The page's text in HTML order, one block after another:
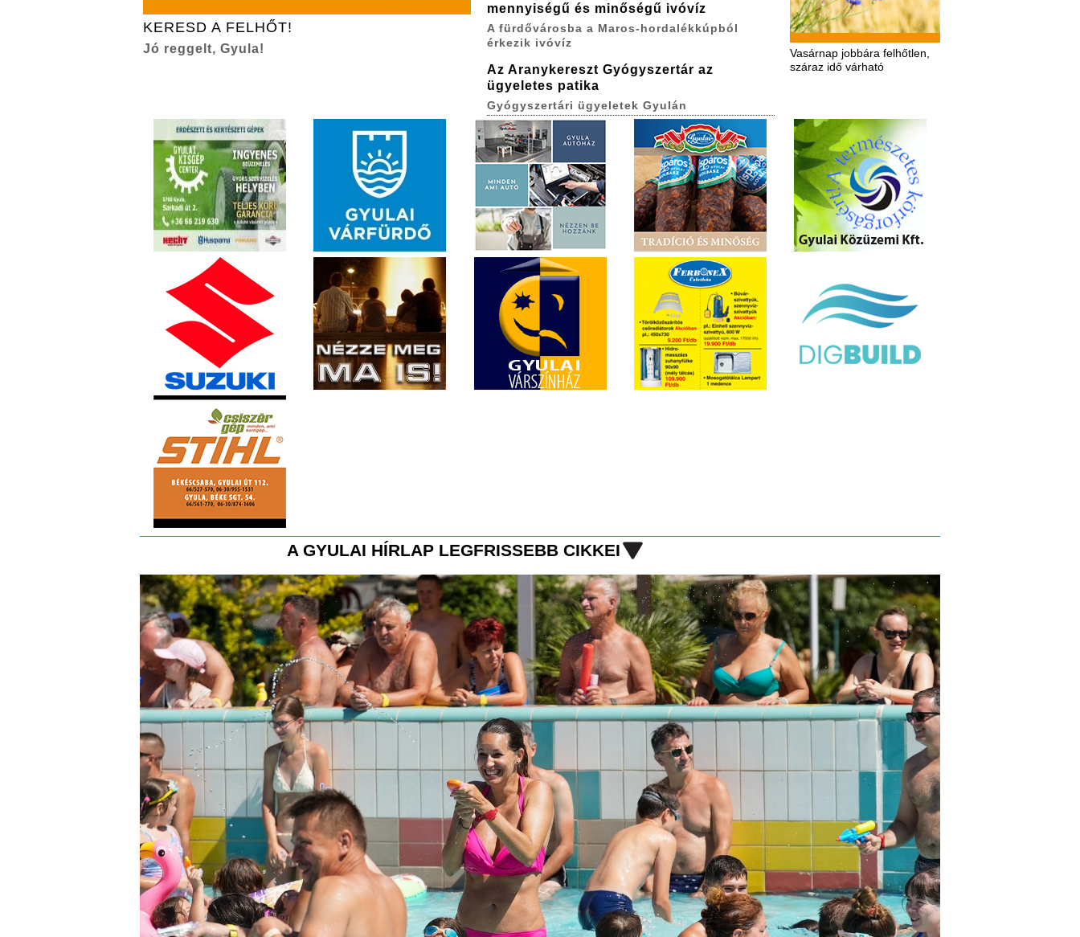
KERESD A FELHŐT!
Jó reggelt, Gyula!
Vasárnap jobbára felhőtlen,
száraz idő várható
mennyiségű és minőségű ivóvíz
A fürdővárosba a Maros-hordalékkúpból
érkezik ivóvíz
Az Aranykereszt Gyógyszertár az
ügyeletes patika
Gyógyszertári ügyeletek Gyulán
A GYULAI HÍRLAP LEGFRISSEBB CIKKEI